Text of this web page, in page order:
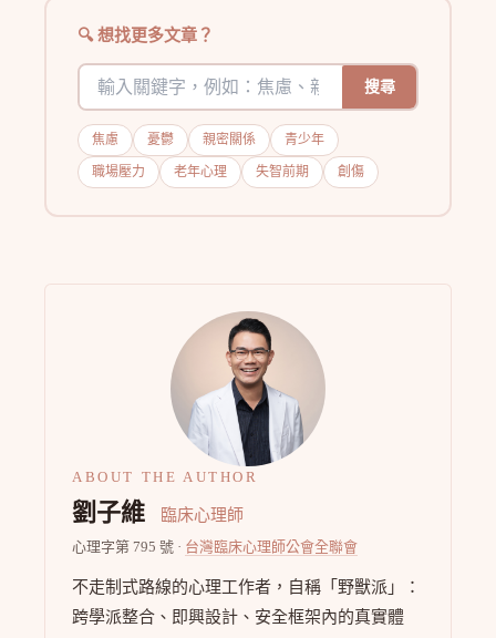
想找更多文章？
搜尋
焦慮 憂鬱 親密關係 青少年
職場壓力 老年心理 失智前期 創傷
ABOUT THE AUTHOR
劉子維 臨床心理師
心理字第 795 號 · 台灣臨床心理師公會全聯會
不走制式路線的心理工作者，自稱「野獸派」：
跨學派整合、即興設計、安全框架內的真實體